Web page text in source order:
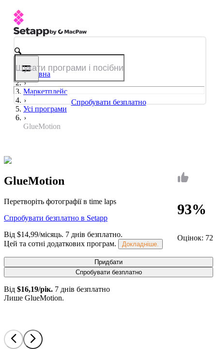
Спробувати безплатно
Головна
Маркетплейс
Усі програми
GlueMotion
93%
Оцінок: 72
GlueMotion
Перетворіть фотографії в time laps
Спробувати безплатно в Setapp
Від $14,99/місяць. 7 днів безплатно.
Цей та сотні додаткових програм.
Докладніше.
Придбати
Спробувати безплатно
Від $16,19/рік. 7 днів безплатно
Лише GlueMotion.